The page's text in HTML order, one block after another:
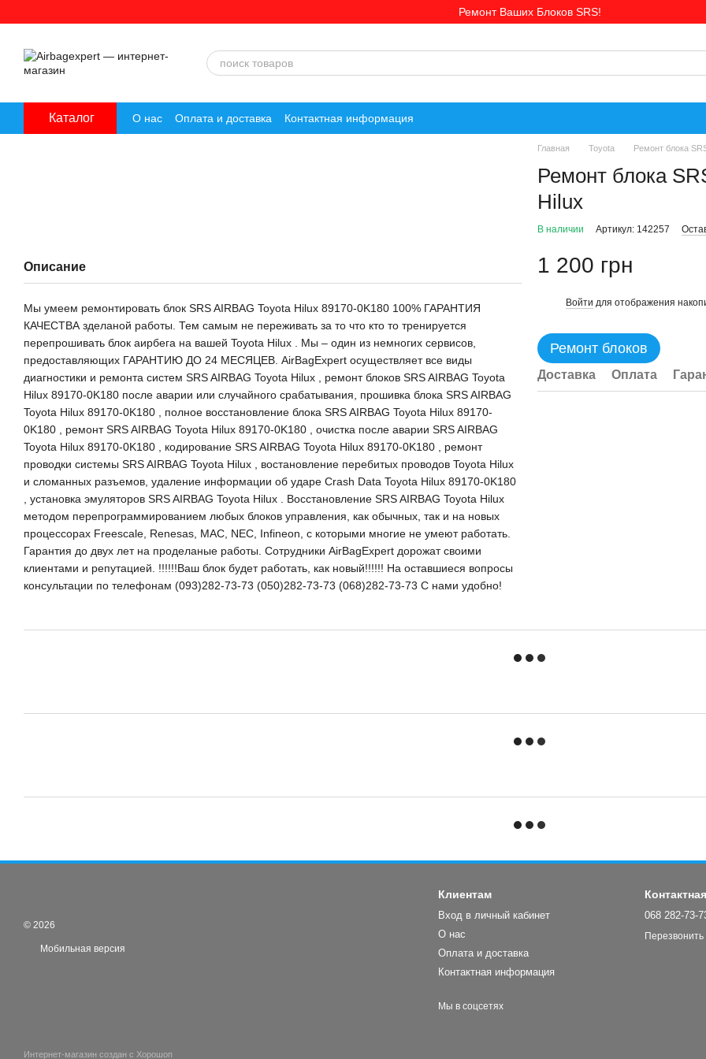
Ремонт Ваших Блоков SRS!
Каталог О нас Оплата и доставка Контактная информация
Описание
Мы умеем ремонтировать блок SRS AIRBAG Toyota Hilux 89170-0K180 100% ГАРАНТИЯ
КАЧЕСТВА зделаной работы. Тем самым не переживать за то что кто то тренируется
перепрошивать блок аирбега на вашей Toyota Hilux . Мы – один из немногих сервисов,
предоставляющих ГАРАНТИЮ ДО 24 МЕСЯЦЕВ. AirBagExpert осуществляет все виды
диагностики и ремонта систем SRS AIRBAG Toyota Hilux , ремонт блоков SRS AIRBAG Toyota
Hilux 89170-0K180 после аварии или случайного срабатывания, прошивка блока SRS AIRBAG
Toyota Hilux 89170-0K180 , полное восстановление блока SRS AIRBAG Toyota Hilux 89170-
0K180 , ремонт SRS AIRBAG Toyota Hilux 89170-0K180 , очистка после аварии SRS AIRBAG
Toyota Hilux 89170-0K180 , кодирование SRS AIRBAG Toyota Hilux 89170-0K180 , ремонт
проводки системы SRS AIRBAG Toyota Hilux , востановление перебитых проводов Toyota Hilux
и сломанных разъемов, удаление информации об ударе Crash Data Toyota Hilux 89170-0K180
, установка эмуляторов SRS AIRBAG Toyota Hilux . Восстановление SRS AIRBAG Toyota Hilux
методом перепрограммированием любых блоков управления, как обычных, так и на новых
процессорах Freescale, Renesas, MAC, NEC, Infineon, с которыми многие не умеют работать.
Гарантия до двух лет на проделаные работы. Сотрудники AirBagExpert дорожат своими
клиентами и репутацией. !!!!!!Ваш блок будет работать, как новый!!!!!! На оставшиеся вопросы
консультации по телефонам (093)282-73-73 (050)282-73-73 (068)282-73-73 С нами удобно!
Главная Toyota Ремонт блока
Ремонт блока
Hilux
В наличии Артикул: 142257
1 200 грн
Войти для отображения
Ремонт блоков
Доставка Оплата
© 2026
Мобильная версия
Интернет-магазин создан с Хорошоп
Клиентам
Вход в личный кабинет
О нас
Оплата и доставка
Контактная информация
Мы в соцсетях
068 282-73-